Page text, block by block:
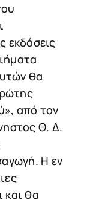
εκδόσεις
θα
από τον
Θ. Δ.
Η εν
και θα